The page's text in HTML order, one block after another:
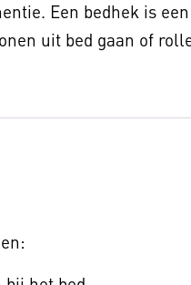
Een bedhek is
uit bed gaan of